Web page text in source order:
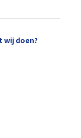
wij doen?